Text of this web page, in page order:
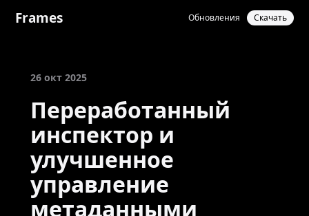
Frames Обновления Скачать
26 окт 2025
Переработанный
инспектор и
улучшенное
управление
метаданными